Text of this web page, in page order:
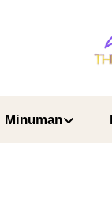
Minuman